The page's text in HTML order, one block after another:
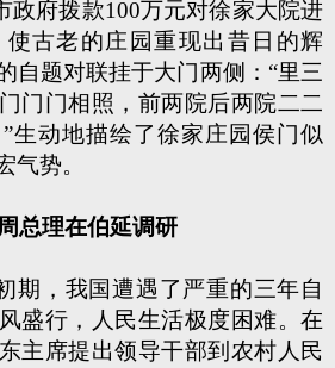
政府拨款100万元对徐家大院进
古老的庄园重现出昔日的辉
自题对联挂于大门两侧：“里三
门门相照，前两院后两院二二
生动地描绘了徐家庄园侯门似
气势。
周总理在伯延调研
期，我国遭遇了严重的三年自
盛行，人民生活极度困难。在
主席提出领导干部到农村人民